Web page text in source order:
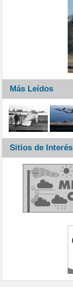
Más Leídos
Sitios de Interés